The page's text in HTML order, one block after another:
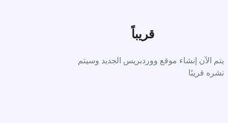
قريباً
يتم الآن إنشاء موقع ووردبريس الجديد وسيتم
نشره قريبًا